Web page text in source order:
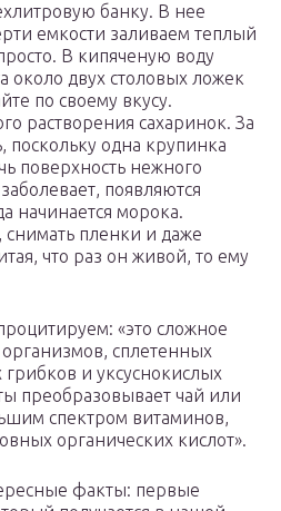
банку. В нее
емкости заливаем теплый
В кипяченую воду
около двух столовых ложек
по своему вкусу.
растворения сахаринок. За
поскольку одна крупинка
поверхность нежного
появляются
начинается морока.
снимать пленки и даже
что раз он живой, то ему
«это сложное
сплетенных
и уксуснокислых
преобразовывает чай или
спектром витаминов,
органических кислот».
факты: первые